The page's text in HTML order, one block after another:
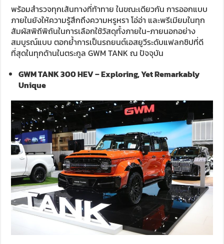
พร้อมสำรวจทุกเส้นทางที่ท้าทาย ในขณะเดียวกัน การออกแบบ
ภายในยังให้ความรู้สึกถึงความหรูหรา โอ่อ่า และพรีเมียมในทุก
สัมผัสพิถีพิถันในการเลือกใช้วัสดุทั้งภายใน-ภายนอกอย่าง
สมบูรณ์แบบ ตอกย้ำการเป็นรถยนต์เอสยูวีระดับแฟลกชิปที่ดี
ที่สุดในทุกด้านในตระกูล GWM TANK ณ ปัจจุบัน
GWM TANK 300 HEV – Exploring, Yet Remarkably
Unique